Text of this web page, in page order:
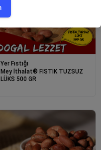
Yer Fıstığı
Mey İthalat® FISTIK TUZSUZ
LÜKS 500 GR